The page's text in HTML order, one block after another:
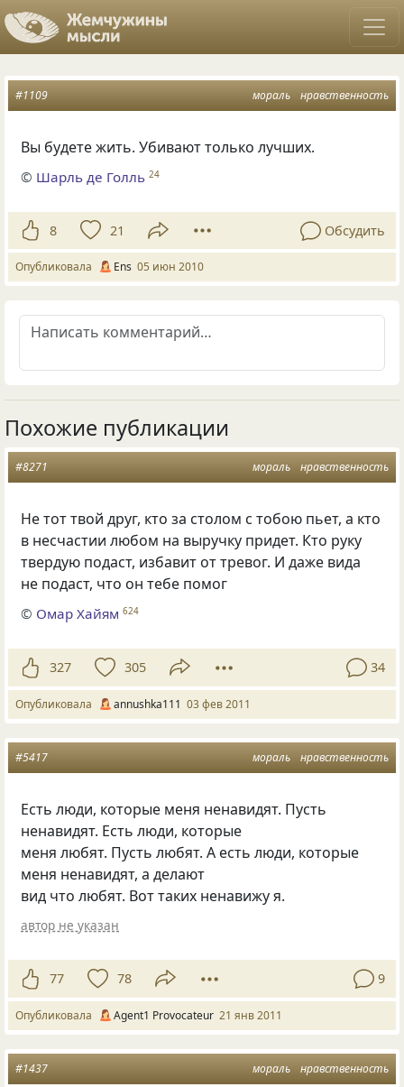
мораль нравственность
#1109
Вы будете жить. Убивают только лучших.
© Шарль де Голль 24
8 21 Обсудить
Опубликовала Ens 05 июн 2010
Похожие публикации
мораль нравственность
#8271
Не тот твой друг, кто за столом с тобою пьет, а кто
в несчастии любом на выручку придет. Кто руку
твердую подаст, избавит от тревог. И даже вида
не подаст, что он тебе помог
© Омар Хайям 624
327 305 34
Опубликовала annushka111 03 фев 2011
мораль нравственность
#5417
Есть люди, которые меня ненавидят. Пусть
ненавидят. Есть люди, которые
меня любят. Пусть любят. А есть люди, которые
меня ненавидят, а делают
вид что любят. Вот таких ненавижу я.
автор не указан
77 78 9
Опубликовала Agent1 Provocateur 21 янв 2011
мораль нравственность
#1437